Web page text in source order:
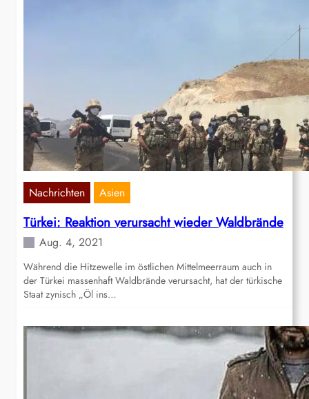
Nachrichten Asien
Türkei: Reaktion verursacht wieder Waldbrände
Aug. 4, 2021
Während die Hitzewelle im östlichen Mittelmeerraum auch in
der Türkei massenhaft Waldbrände verursacht, hat der türkische
Staat zynisch „Öl ins…